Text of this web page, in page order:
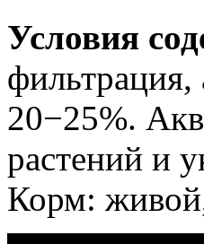
Условия
фильтрация,
20−25%.
растений и
Корм: